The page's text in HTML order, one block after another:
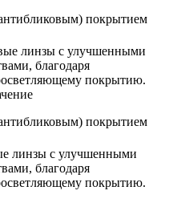
покрытием
линзы с улучшенными
благодаря
покрытию.
покрытием
линзы с улучшенными
благодаря
покрытию.